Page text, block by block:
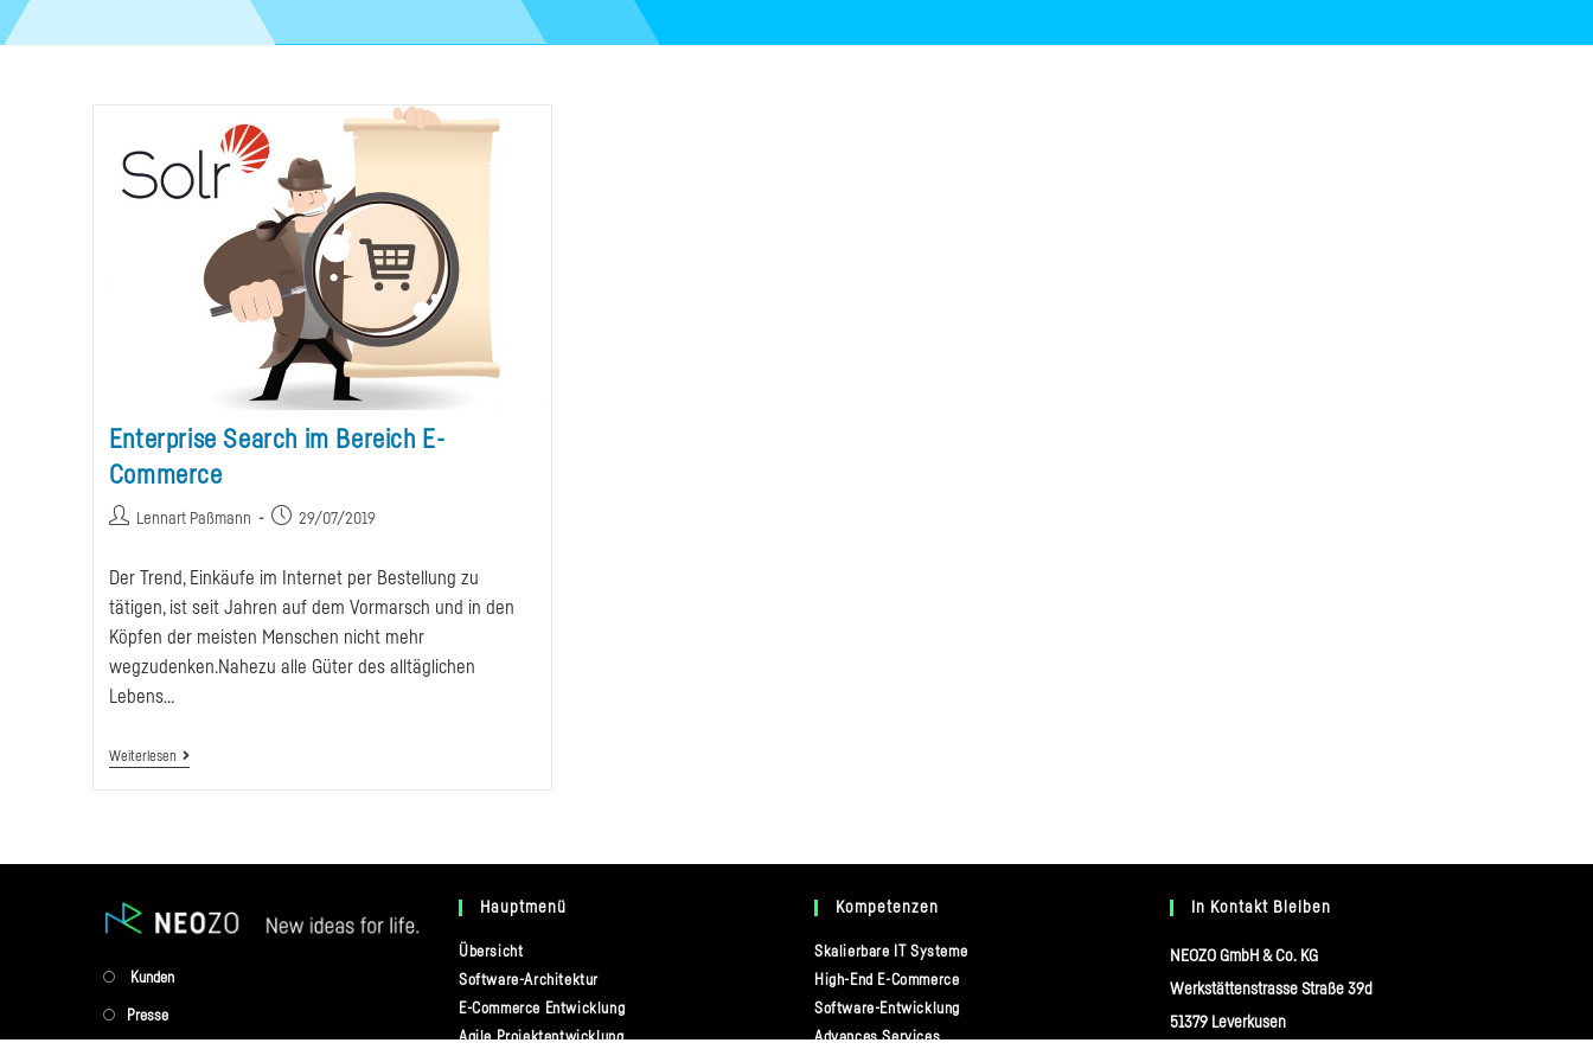
Enterprise Search im Bereich E-
Commerce
Beitrags-Lennart Paßmann
Beitrag29/07/2019
Der Trend, Einkäufe im Internet per Bestellung zu
tätigen, ist seit Jahren auf dem Vormarsch und in den
Köpfen der meisten Menschen nicht mehr
wegzudenken.Nahezu alle Güter des alltäglichen
Lebens…
WeiterlesenEnterprise
KundenOpens
a
PresseOpens
Hauptmenü
Übersicht
Software-Architektur
E-Commerce Entwicklung
Agile Projektentwicklung
Kompetenzen
Skalierbare IT Systeme
High-End E-Commerce
Software-Entwicklung
Advances Services
In Kontakt Bleiben
NEOZO GmbH & Co. KG
Werkstättenstrasse Straße 39d
51379 Leverkusen